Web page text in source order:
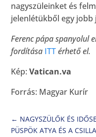
nagyszüleinket és
jelenlétükből egy jobb
Ferenc pápa spanyolul
fordítása ITTérhető el.
Kép:Vatican.va
Forrás: Magyar Kurír
← NAGYSZÜLŐK ÉS
PÜSPÖK ATYA ÉS A